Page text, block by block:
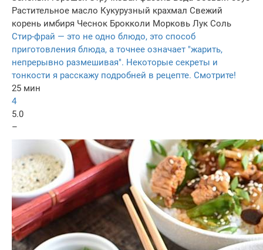
Растительное масло Кукурузный крахмал Свежий
корень имбиря Чеснок Брокколи Морковь Лук Соль
Стир-фрай — это не одно блюдо, это способ
приготовления блюда, а точнее означает "жарить,
непрерывно размешивая". Некоторые секреты и
тонкости я расскажу подробней в рецепте. Смотрите!
25 мин
4
5.0
–